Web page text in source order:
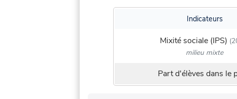
Indicateurs
Mixité sociale (IPS)
milieu mixte
Part d'élèves dans le